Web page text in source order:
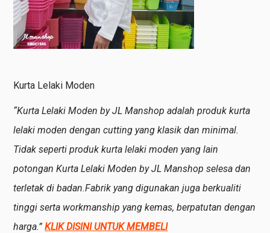
Kurta Lelaki Moden
“Kurta Lelaki Moden by JL Manshop adalah produk kurta
lelaki moden dengan cutting yang klasik dan minimal.
Tidak seperti produk kurta lelaki moden yang lain
potongan Kurta Lelaki Moden by JL Manshop selesa dan
terletak di badan.Fabrik yang digunakan juga berkualiti
tinggi serta workmanship yang kemas, berpatutan dengan
harga.”KLIK DISINI UNTUK MEMBELI